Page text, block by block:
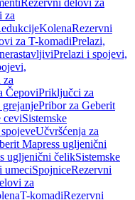
Rezervni delovi za
za
KolenaRezervni
za T-komadiPrelazi,
Prelazi i spojevi,
za
ČepoviPriključci za
Pribor za Geberit
ceviSistemske
Učvršćenja za
Mapress ugljenični
ugljenični čelikSistemske
umeciSpojniceRezervni
za
T-komadiRezervni